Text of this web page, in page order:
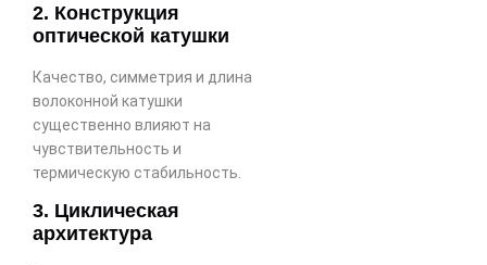
2. Конструкция
оптической катушки
Качество, симметрия и длина
волоконной катушки
существенно влияют на
чувствительность и
термическую стабильность.
3. Циклическая
архитектура